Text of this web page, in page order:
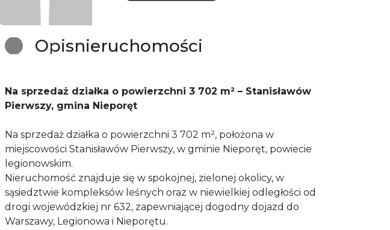
Opisnieruchomości
Na sprzedaż działka o powierzchni 3 702 m² – Stanisławów
Pierwszy, gmina Nieporęt
Na sprzedaż działka o powierzchni 3 702 m², położona w
miejscowości Stanisławów Pierwszy, w gminie Nieporęt, powiecie
legionowskim.
Nieruchomość znajduje się w spokojnej, zielonej okolicy, w
sąsiedztwie kompleksów leśnych oraz w niewielkiej odległości od
drogi wojewódzkiej nr 632, zapewniającej dogodny dojazd do
Warszawy, Legionowa i Nieporętu.